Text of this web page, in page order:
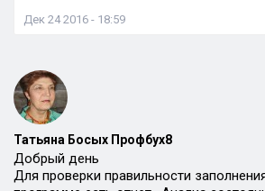
Дек 24 2016 - 18:59
Татьяна Босых Профбух8
Добрый день
Для проверки правильности